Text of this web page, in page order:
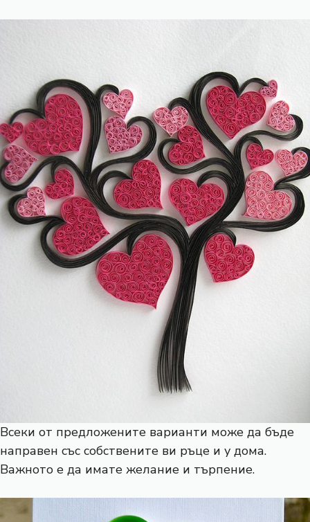
Всеки от предложените варианти може да бъде
направен със собствените ви ръце и у дома.
Важното е да имате желание и търпение.